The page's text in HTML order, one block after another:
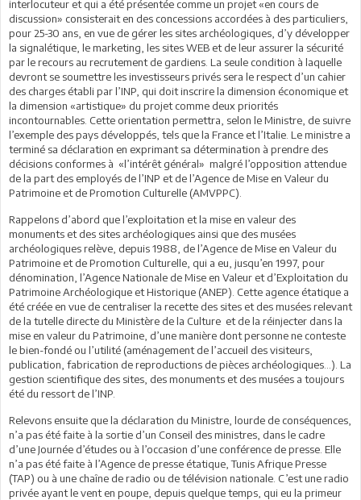
interlocuteur et qui a été présentée comme un projet «en cours de
discussion» consisterait en des concessions accordées à des particuliers,
pour 25-30 ans, en vue de gérer les sites archéologiques, d’y développer
la signalétique, le marketing, les sites WEB et de leur assurer la sécurité
par le recours au recrutement de gardiens. La seule condition à laquelle
devront se soumettre les investisseurs privés sera le respect d’un cahier
des charges établi par l’INP, qui doit inscrire la dimension économique et
la dimension «artistique» du projet comme deux priorités
incontournables. Cette orientation permettra, selon le Ministre, de suivre
l’exemple des pays développés, tels que la France et l’Italie. Le ministre a
terminé sa déclaration en exprimant sa détermination à prendre des
décisions conformes à «l’intérêt général» malgré l’opposition attendue
de la part des employés de l’INP et de l’Agence de Mise en Valeur du
Patrimoine et de Promotion Culturelle (AMVPPC).
Rappelons d’abord que l’exploitation et la mise en valeur des
monuments et des sites archéologiques ainsi que des musées
archéologiques relève, depuis 1988, de l’Agence de Mise en Valeur du
Patrimoine et de Promotion Culturelle, qui a eu, jusqu’en 1997, pour
dénomination, l’Agence Nationale de Mise en Valeur et d’Exploitation du
Patrimoine Archéologique et Historique (ANEP). Cette agence étatique a
été créée en vue de centraliser la recette des sites et des musées relevant
de la tutelle directe du Ministère de la Culture et de la réinjecter dans la
mise en valeur du Patrimoine, d’une manière dont personne ne conteste
le bien-fondé ou l’utilité (aménagement de l’accueil des visiteurs,
publication, fabrication de reproductions de pièces archéologiques…). La
gestion scientifique des sites, des monuments et des musées a toujours
été du ressort de l’INP.
Relevons ensuite que la déclaration du Ministre, lourde de conséquences,
n’a pas été faite à la sortie d’un Conseil des ministres, dans le cadre
d’une Journée d’études ou à l’occasion d’une conférence de presse. Elle
n’a pas été faite à l’Agence de presse étatique, Tunis Afrique Presse
(TAP) ou à une chaîne de radio ou de télévision nationale. C’est une radio
privée ayant le vent en poupe, depuis quelque temps, qui eu la primeur